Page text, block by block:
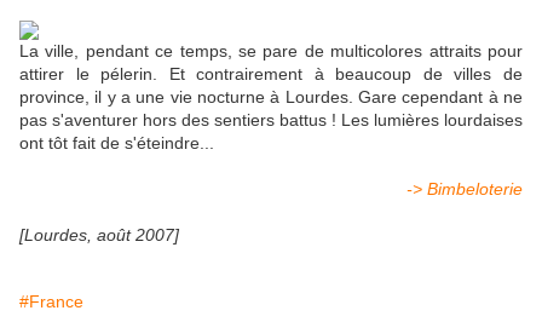
La ville, pendant ce temps, se pare de multicolores attraits pour
attirer le pélerin. Et contrairement à beaucoup de villes de
province, il y a une vie nocturne à Lourdes. Gare cependant à ne
pas s'aventurer hors des sentiers battus ! Les lumières lourdaises
ont tôt fait de s'éteindre...
-> Bimbeloterie
[Lourdes, août 2007]
#France